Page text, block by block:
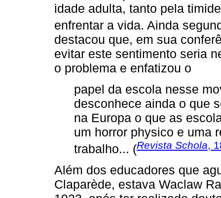
idade adulta, tanto pela
enfrentar a vida. Ainda
destacou que, em sua
evitar este sentimento seria
o problema e enfatizou o
papel da escola nesse
desconhece ainda o que
na Europa o que as
um horror physico e uma
trabalho... (Revista Schola,
Além dos educadores que
Claparède, estava Waclaw